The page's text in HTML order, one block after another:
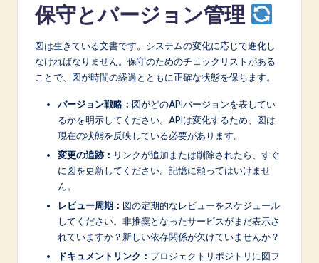
保守とバージョン管理
図は生きている文書です。システムの変化に応じて進化し
なければなりません。保守のためのチェックリストがある
ことで、図が時間の経過とともに正確な状態を保ちます。
バージョン戦略： 図がどのAPIバージョンを表してい
るかを明示してください。APIは変化するため、図は
現在の状態を反映している必要があります。
変更の追跡： リンクが追加または削除されたら、すぐ
に図を更新してください。記憶に頼ってはいけませ
ん。
レビュー周期： 図の定期的なレビューをスケジュール
してください。非推奨となったサービスがまだ表示さ
れていますか？新しい依存関係が欠けていませんか？
ドキュメントリンク： プロジェクトリポジトリに図フ